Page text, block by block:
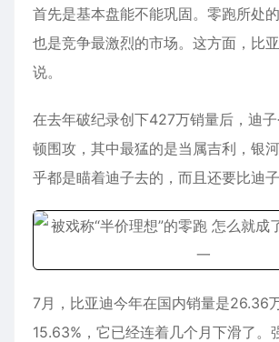
首先是基本盘能不能巩固。零跑所处
也是竞争最激烈的市场。这方面，比
说。
在去年破纪录创下427万销量后，迪
顿围攻，其中最猛的是当属吉利，银
乎都是瞄着迪子去的，而且还要比迪子
7月，比亚迪今年在国内销量是26.36
15.63%，它已经连着几个月下滑了。